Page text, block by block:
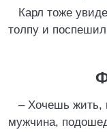
Карл тоже
толпу и
– Хочешь жить,
мужчина,